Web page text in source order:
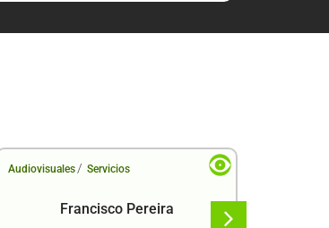
Audiovisuales / Servicios
Francisco Pereira